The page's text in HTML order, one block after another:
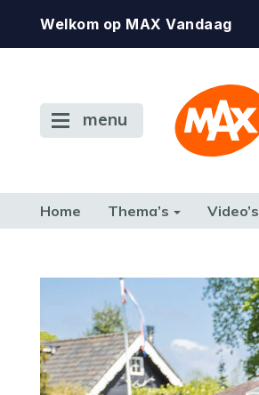
Welkom op MAX Vandaag
menu
Home Thema’s Video’s